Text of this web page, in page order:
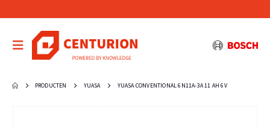
PRODUCTEN YUASA YUASA CONVENTIONAL 6N11A-3A 11 AH 6V